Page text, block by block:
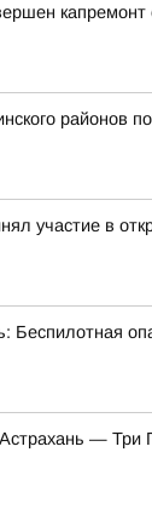
капремонт
районов
участие в
Беспилотная
—